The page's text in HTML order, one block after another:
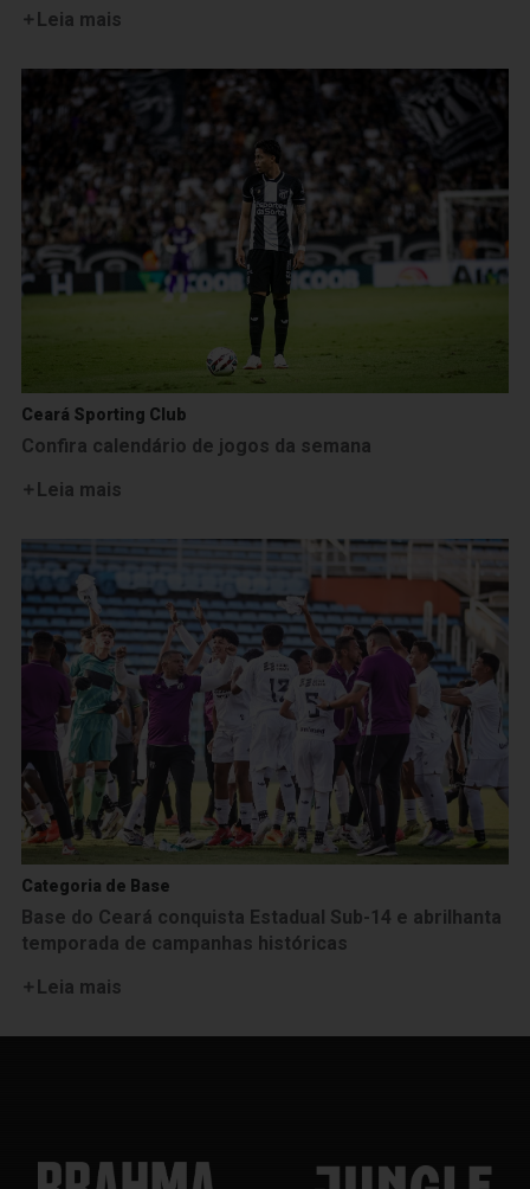
Leia mais
Ceará Sporting Club
Confira calendário de jogos da semana
Leia mais
Categoria de Base
Base do Ceará conquista Estadual Sub-14 e abrilhanta
temporada de campanhas históricas
Leia mais